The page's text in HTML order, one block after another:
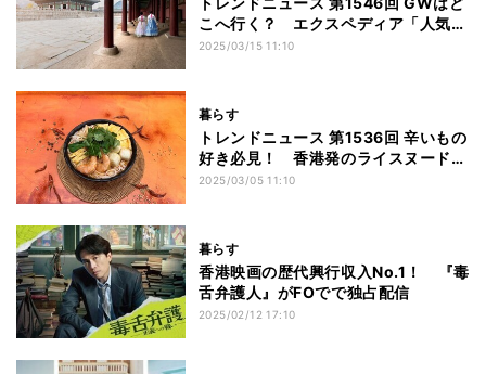
こへ行く？ エクスペディア「人気海
外旅行先ランキング2025」を発表
2025/03/15 11:10
暮らす
トレンドニュース 第1536回 辛いもの
好き必見！ 香港発のライスヌードル
店「譚仔三哥」の新作メニューを食べ
2025/03/05 11:10
暮らす
香港映画の歴代興行収入No.1！ 『毒
舌弁護人』がFOでで独占配信
2025/02/12 17:10